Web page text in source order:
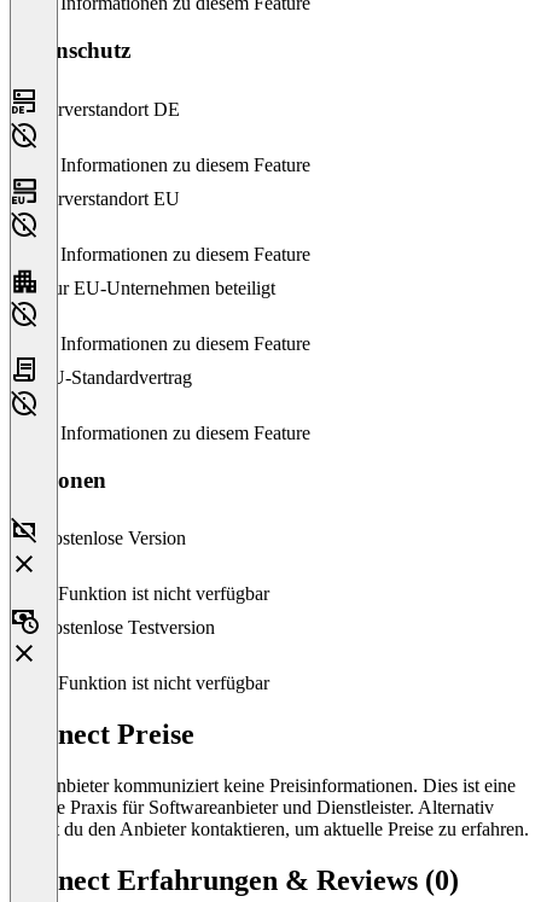
Datenschutz
Serverstandort DE
Keine Informationen zu diesem Feature
Serverstandort EU
Keine Informationen zu diesem Feature
Nur EU-Unternehmen beteiligt
Keine Informationen zu diesem Feature
EU-Standardvertrag
Keine Informationen zu diesem Feature
Versionen
Kostenlose Version
Diese Funktion ist nicht verfügbar
Kostenlose Testversion
Diese Funktion ist nicht verfügbar
Q-nnect Preise
Der Anbieter kommuniziert keine Preisinformationen. Dies ist eine
übliche Praxis für Softwareanbieter und Dienstleister. Alternativ
kannst du den Anbieter kontaktieren, um aktuelle Preise zu erfahren.
Q-nnect Erfahrungen & Reviews (0)